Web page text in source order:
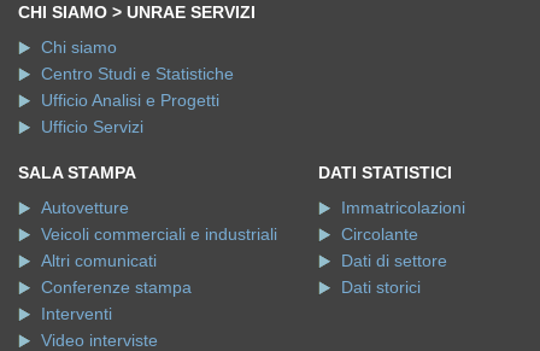
CHI SIAMO > UNRAE SERVIZI
Chi siamo
Centro Studi e Statistiche
Ufficio Analisi e Progetti
Ufficio Servizi
SALA STAMPA
Autovetture
Veicoli commerciali e industriali
Altri comunicati
Conferenze stampa
Interventi
Video interviste
DATI STATISTICI
Immatricolazioni
Circolante
Dati di settore
Dati storici